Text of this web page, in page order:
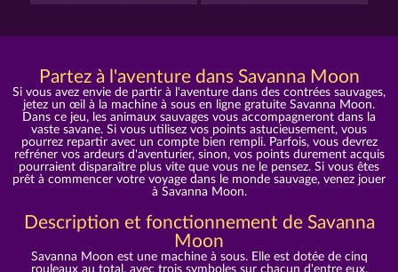
Partez à l'aventure dans Savanna Moon
Si vous avez envie de partir à l'aventure dans des contrées sauvages,
jetez un œil à la machine à sous en ligne gratuite Savanna Moon.
Dans ce jeu, les animaux sauvages vous accompagneront dans la
vaste savane. Si vous utilisez vos points astucieusement, vous
pourrez repartir avec un compte bien rempli. Parfois, vous devrez
refréner vos ardeurs d'aventurier, sinon, vos points durement acquis
pourraient disparaître plus vite que vous ne le pensez. Si vous êtes
prêt à commencer votre voyage dans le monde sauvage, venez jouer
à Savanna Moon.
Description et fonctionnement de Savanna
Moon
Savanna Moon est une machine à sous. Elle est dotée de cinq